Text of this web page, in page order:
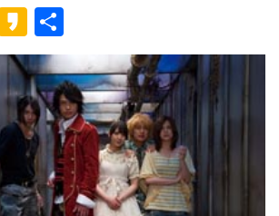
K
a
k
a
o
有